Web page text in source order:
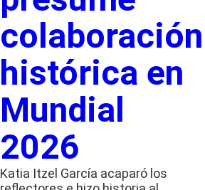
colaboración
histórica en
Mundial
2026
Katia Itzel García acaparó los